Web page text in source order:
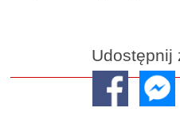
Udostępnij